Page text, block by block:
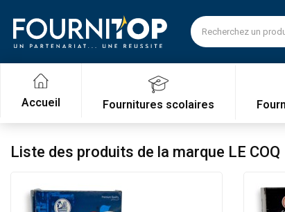
Accueil Fournitures scolaires
Liste des produits de la marque LE COQ